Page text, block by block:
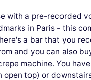
with a pre-recorded
in Paris - this
a bar that you
and you can also
machine. You
open top) or